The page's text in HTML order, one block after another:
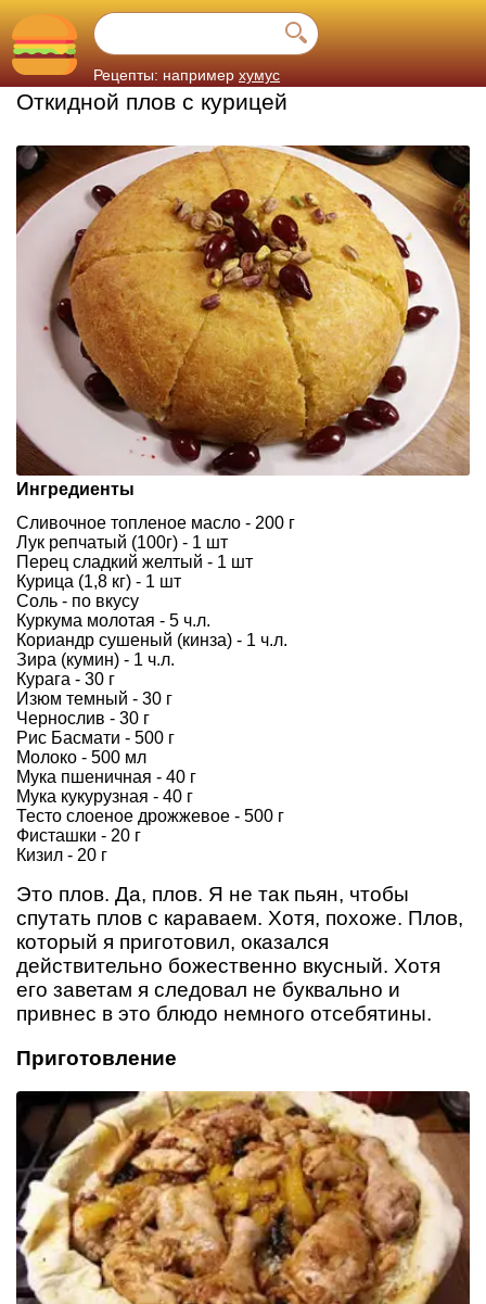
Рецепты: например хумус
Откидной плов с курицей
Ингредиенты
Сливочное топленое масло - 200 г
Лук репчатый (100г) - 1 шт
Перец сладкий желтый - 1 шт
Курица (1,8 кг) - 1 шт
Соль - по вкусу
Куркума молотая - 5 ч.л.
Кориандр сушеный (кинза) - 1 ч.л.
Зира (кумин) - 1 ч.л.
Курага - 30 г
Изюм темный - 30 г
Чернослив - 30 г
Рис Басмати - 500 г
Молоко - 500 мл
Мука пшеничная - 40 г
Мука кукурузная - 40 г
Тесто слоеное дрожжевое - 500 г
Фисташки - 20 г
Кизил - 20 г
Это плов. Да, плов. Я не так пьян, чтобы
спутать плов с караваем. Хотя, похоже. Плов,
который я приготовил, оказался
действительно божественно вкусный. Хотя
его заветам я следовал не буквально и
привнес в это блюдо немного отсебятины.
Приготовление